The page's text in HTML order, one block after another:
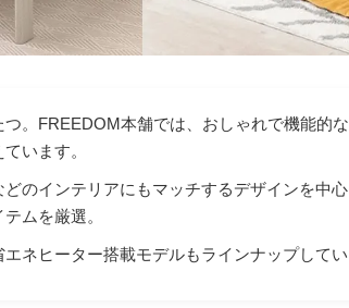
。FREEDOM本舗では、おしゃれで機能的
います。
のインテリアにもマッチするデザインを中
ムを厳選。
ネヒーター搭載モデルもラインナップしてい